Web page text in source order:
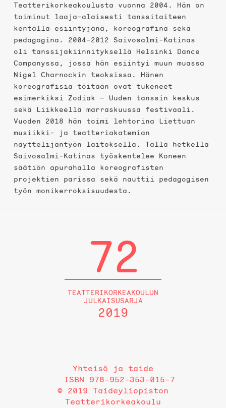
Teatterikorkeakoulusta vuonna 2004. Hän on
toiminut laaja-alaisesti tanssitaiteen
kentällä esiintyjänä, koreografina sekä
pedagogina. 2004–2012 Saivosalmi-Katinas
oli tanssijakiinnityksellä Helsinki Dance
Companyssa, jossa hän esiintyi muun muassa
Nigel Charnockin teoksissa. Hänen
koreografisia töitään ovat tukeneet
esimerkiksi Zodiak – Uuden tanssin keskus
sekä Liikkeellä marraskuussa festivaali.
Vuoden 2018 hän toimi lehtorina Liettuan
musiikki- ja teatteriakatemian
näyttelijäntyön laitoksella. Tällä hetkellä
Saivosalmi-Katinas työskentelee Koneen
säätiön apurahalla koreografisten
projektien parissa sekä nauttii pedagogisen
työn monikerroksisuudesta.
72
TEATTERIKORKEAKOULUN
JULKAISUSARJA
2019
Yhteisö ja taide
ISBN 978-952-353-015-7
© 2019 Taideyliopiston
Teatterikorkeakoulu